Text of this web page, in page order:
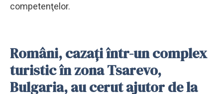
competenţelor.
Români, cazaţi într-un complex
turistic în zona Tsarevo,
Bulgaria, au cerut ajutor de la